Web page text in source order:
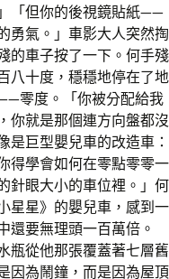
「但你的後視鏡貼紙——
勇氣。」車影大人突然掏
的車子按了一下。何手殘
八十度，穩穩地停在了地
零度。「你被分配給我
你就是那個連方向盤都沒
是巨型嬰兒車的改造車：
得學會如何在零點零零一
針眼大小的車位裡。」何
星星》的嬰兒車，感到一
還要無理頭一百萬倍。
瓶從他那張覆蓋著七層舊
因為鬧鐘，而是因為屋頂